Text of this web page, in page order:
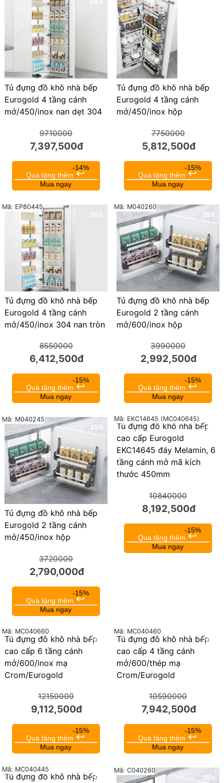
24%
Tủ đựng đồ khô nhà bếp
Eurogold 4 tầng cánh
mở/450/inox nan dẹt 304
9710000
7,397,500đ
-14%
Quà tặng thêm keyboard_return
Mua ngay
Tủ đựng đồ khô nhà bếp
Eurogold 4 tầng cánh
mở/450/inox hộp
7750000
5,812,500đ
-15%
Quà tặng thêm keyboard_return
Mua ngay
Tủ đựng đồ khô nhà bếp
Eurogold 4 tầng cánh
mở/450/inox 304 nan tròn
Mã: EP80445
8550000
6,412,500đ
-15%
Quà tặng thêm keyboard_return
Mua ngay
25%
Tủ đựng đồ khô nhà bếp
Eurogold 2 tầng cánh
mở/600/inox hộp
Mã: M040260
3990000
2,992,500đ
-15%
Quà tặng thêm keyboard_return
Mua ngay
25%
Tủ đựng đồ khô nhà bếp
Eurogold 2 tầng cánh
mở/450/inox hộp
Mã: M040245
3720000
2,790,000đ
-15%
Quà tặng thêm keyboard_return
Mua ngay
24%
Tủ đựng đồ khô nhà bếp
cao cấp Eurogold
EKC14645 đáy Melamin, 6
tầng cánh mở mã kích
thước 450mm
Mã: EKC14645 (MC040645)
10840000
8,192,500đ
-15%
Quà tặng thêm keyboard_return
Mua ngay
25%
Tủ đựng đồ khô nhà bếp
cao cấp 6 tầng cánh
mở/600/inox mạ
Crom/Eurogold
Mã: MC040660
12150000
9,112,500đ
-15%
Quà tặng thêm keyboard_return
Mua ngay
25%
Tủ đựng đồ khô nhà bếp
cao cấp 4 tầng cánh
mở/600/thép mạ
Crom/Eurogold
Mã: MC040460
10590000
7,942,500đ
-15%
Quà tặng thêm keyboard_return
Mua ngay
25%
Tủ đựng đồ khô nhà bếp
Mã: MC040445
25%
Mã: C040260